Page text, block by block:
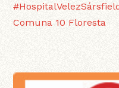
Comuna 10 Floresta